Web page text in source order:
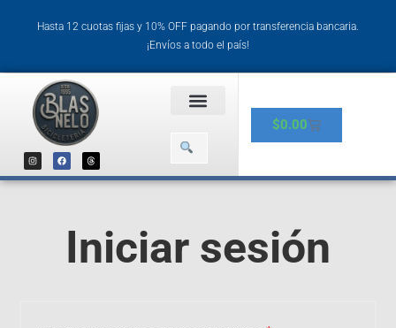
Hasta 12 cuotas fijas y 10% OFF pagando por transferencia bancaria.
¡Envíos a todo el país!
$0.00
Iniciar sesión